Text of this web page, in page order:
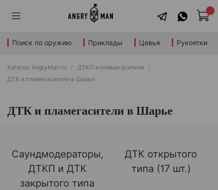
Поиск по оружию Приклады Цевья Рукоятки
Каталог AngryMan.ru
ДТКП и пламегасители
ДТК и пламегасители в Шарье
ДТК и пламегасители в Шарье
Саундмодераторы,
ДТКП и ДТК
закрытого типа
ДТК открытого
типа (17 шт.)